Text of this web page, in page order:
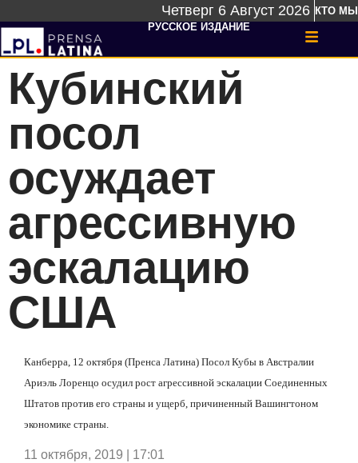
Четверг 6 Август 2026 КТО МЫ
РУССКОЕ ИЗДАНИЕ
Кубинский
посол
осуждает
агрессивную
эскалацию
США
Канберра, 12 октября (Пренса Латина) Посол Кубы в Австралии
Ариэль Лоренцо осудил рост агрессивной эскалации Соединенных
Штатов против его страны и ущерб, причиненный Вашингтоном
экономике страны.
11 октября, 2019 | 17:01